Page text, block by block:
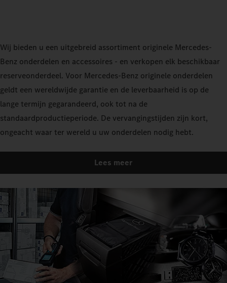
Wij bieden u een uitgebreid assortiment originele Mercedes-
Benz onderdelen en accessoires - en verkopen elk beschikbaar
reserveonderdeel. Voor Mercedes-Benz originele onderdelen
geldt een wereldwijde garantie en de leverbaarheid is op de
lange termijn gegarandeerd, ook tot na de
standaardproductieperiode. De vervangingstijden zijn kort,
ongeacht waar ter wereld u uw onderdelen nodig hebt.
Lees meer